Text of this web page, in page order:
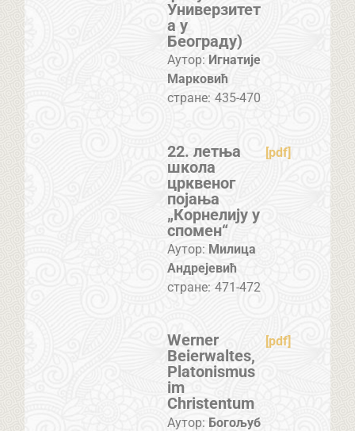
Универзитет
а у
Београду)
Аутор: Игнатије
Марковић
стране: 435-470
22. летња
школа
црквеног
појања
„Корнелију у
спомен“
[pdf]
Аутор: Милица
Андрејевић
стране: 471-472
Werner
Beierwaltes,
Platonismus
im
Christentum
[pdf]
Аутор: Богољуб